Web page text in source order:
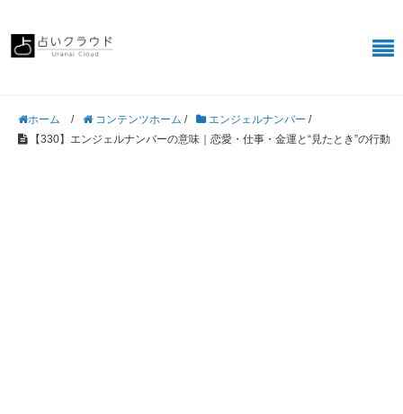
ホーム / コンテンツホーム / エンジェルナンバー /
【330】エンジェルナンバーの意味｜恋愛・仕事・金運と“見たとき”の行動